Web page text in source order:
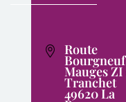
Route
Mauges
Tranchet
49620 La